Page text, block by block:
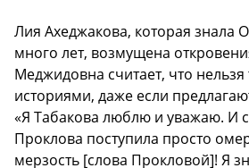
Лия Ахеджакова, которая знала
много лет, возмущена
Меджидовна считает, что нельзя
историями, даже если
«Я Табакова люблю и уважаю. И
Проклова поступила просто
мерзость [слова Прокловой]! Я